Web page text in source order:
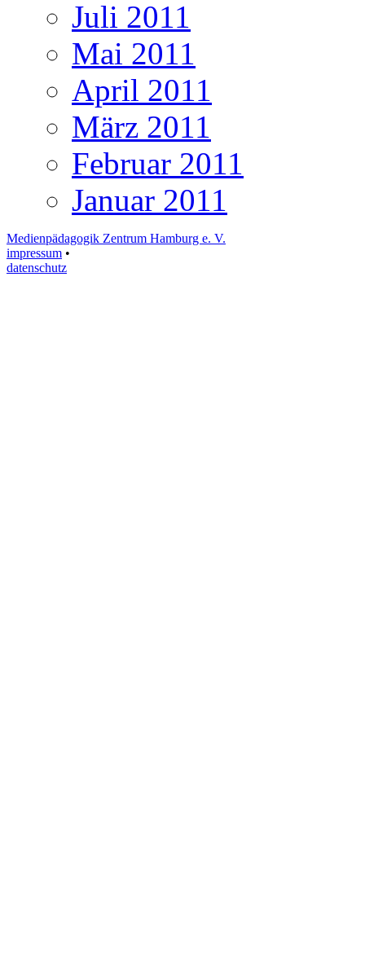
Juli 2011
Mai 2011
April 2011
März 2011
Februar 2011
Januar 2011
Medienpädagogik Zentrum Hamburg e. V.
impressum •
datenschutz